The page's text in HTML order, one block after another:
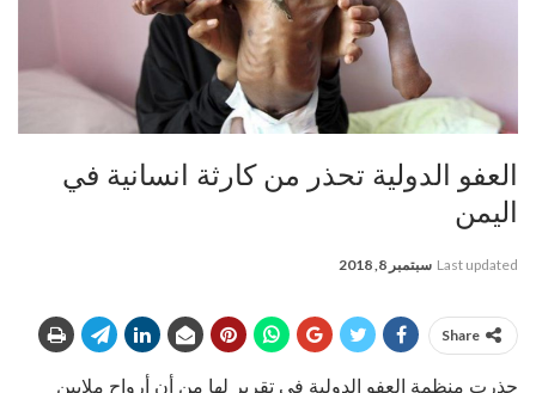
العفو الدولية تحذر من كارثة انسانية في
اليمن
Last updated سبتمبر 8, 2018
Share
حذرت منظمة العفو الدولية في تقرير لها من أن أرواح ملايين